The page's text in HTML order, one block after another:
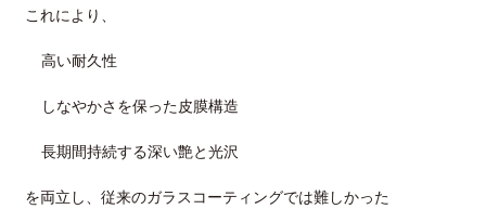
これにより、
高い耐久性
しなやかさを保った皮膜構造
長期間持続する深い艶と光沢
を両立し、従来のガラスコーティングでは難しかった